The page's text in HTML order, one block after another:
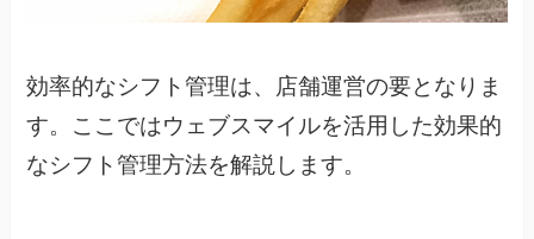
効率的なシフト管理は、店舗運営の要となりま
す。ここではウェブスマイルを活用した効果的
なシフト管理方法を解説します。